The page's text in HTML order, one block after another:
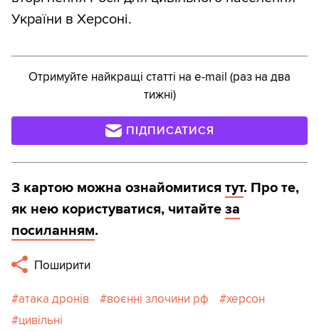
України в Херсоні.
Отримуйте найкращі статті на e-mail (раз на два
тижні)
ПІДПИСАТИСЯ
З картою можна ознайомитися тут. Про те,
як нею користуватися, читайте за
посиланням.
Поширити
атака дронів воєнні злочини рф
херсон
цивільні